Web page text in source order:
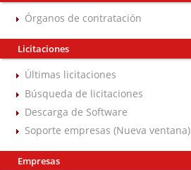
Órganos de contratación
Licitaciones
Últimas licitaciones
Búsqueda de licitaciones
Descarga de Software
Soporte empresas (Nueva ventana)
Empresas